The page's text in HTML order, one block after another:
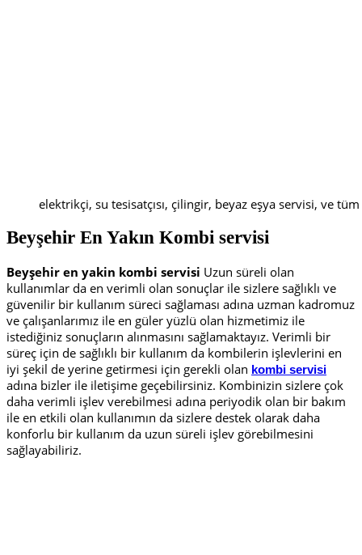
elektrikçi, su tesisatçısı, çilingir, beyaz eşya servisi, ve
Beyşehir En Yakın Kombi servisi
Beyşehir en yakin kombi servisi Uzun süreli olan
kullanımlar da en verimli olan sonuçlar ile sizlere sağlıklı ve
güvenilir bir kullanım süreci sağlaması adına uzman kadromuz
ve çalışanlarımız ile en güler yüzlü olan hizmetimiz ile
istediğiniz sonuçların alınmasını sağlamaktayız. Verimli bir
süreç için de sağlıklı bir kullanım da kombilerin işlevlerini en
iyi şekil de yerine getirmesi için gerekli olan kombi servisi
adına bizler ile iletişime geçebilirsiniz. Kombinizin sizlere çok
daha verimli işlev verebilmesi adına periyodik olan bir bakım
ile en etkili olan kullanımın da sizlere destek olarak daha
konforlu bir kullanım da uzun süreli işlev görebilmesini
sağlayabiliriz.